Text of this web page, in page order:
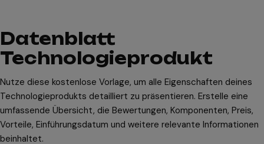
Datenblatt
Technologieprodukt
Nutze diese kostenlose Vorlage, um alle Eigenschaften deines
Technologieprodukts detailliert zu präsentieren. Erstelle eine
umfassende Übersicht, die Bewertungen, Komponenten, Preis,
Vorteile, Einführungsdatum und weitere relevante Informationen
beinhaltet.